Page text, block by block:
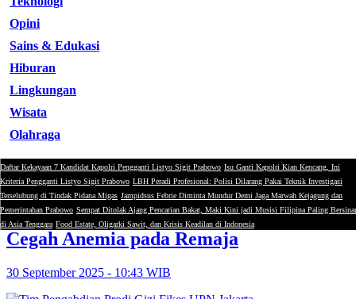
Opini
Sains & Edukasi
Hiburan
Lingkungan
Wisata
Olahraga
Daftar Kekayaan 7 Kandidat Kapolri Pengganti Listyo Sigit Prabowo Isu Ganti Kapolri Kian Kencang, Ini
Kriteria Pengganti Listyo Sigit Prabowo LBH Peradi Profesional: Polisi Dilarang Pakai Teknik Investigasi
Terselubung di Tindak Pidana Migas Jampidsus Febrie Diminta Mundur Demi Jaga Marwah Kejagung dan
Pemerintahan Prabowo Sempat Ditolak Ajang Pencarian Bakat, Maki Kini jadi Musisi Filipina Paling Bersinar
di Asia Tenggara Food Estate, Oligarki Sawit, dan Krisis Keadilan di Indonesia
Sains & Edukasi
Prodi Gizi UPN Jakarta Gelar
Cegah Anemia pada Remaja
30 September 2025 - 10:43 WIB